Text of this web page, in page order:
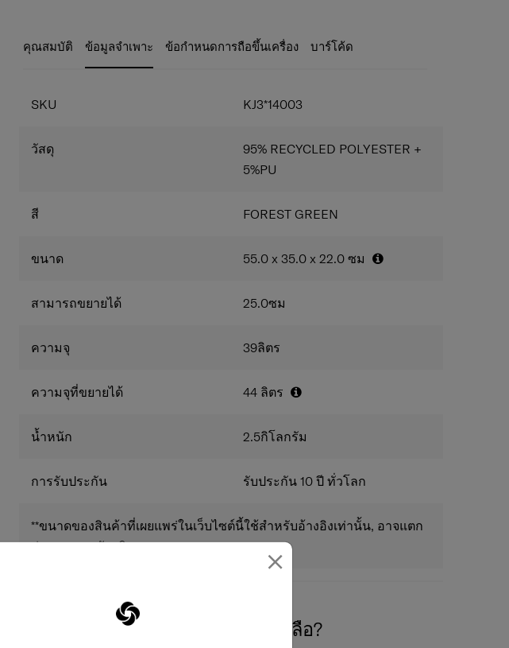
×
HANDLES Top & side handles
EXTERIOR POCKETS 1 front pocket
LAPTOP COMPARTMENT
คุณสมบัติ ข้อมูลจำเพาะ ข้อกำหนดการถือขึ้นเครื่อง บาร์โค้ด
SKU KJ3*14003
วัสดุ
95% RECYCLED POLYESTER +
5%PU
สี FOREST GREEN
ขนาด 55.0 x 35.0 x 22.0ซม
สามารถขยายได้ 25.0ซม
ความจุ 39ลิตร
ความจุที่ขยายได้ 44 ลิตร
น้ำหนัก 2.5กิโลกรัม
การรับประกัน รับประกัน 10 ปี ทั่วโลก
**ขนาดของสินค้าที่เผยแพร่ในเว็บไซต์นี้ใช้สำหรับอ้างอิงเท่านั้น, อาจแตก
ต่างจากการวัดจริง
ต้องการความช่วยเหลือ?